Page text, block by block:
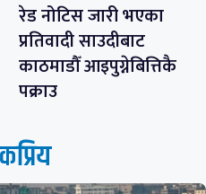
रेड नोटिस जारी भएका
प्रतिवादी साउदीबाट
काठमाडौँ आइपुग्नेबित्तिकै
पक्राउ